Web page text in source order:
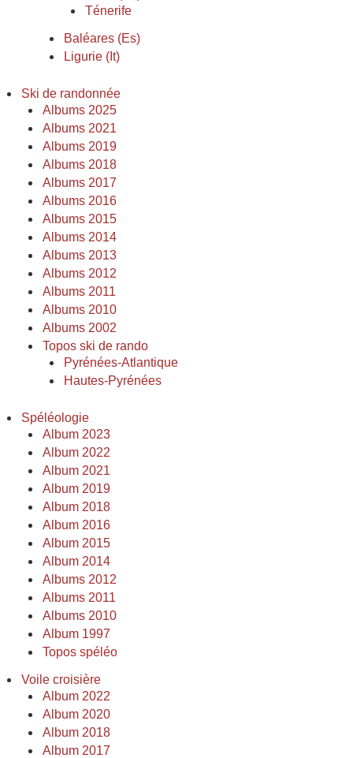
Ténerife
Baléares (Es)
Ligurie (It)
Ski de randonnée
Albums 2025
Albums 2021
Albums 2019
Albums 2018
Albums 2017
Albums 2016
Albums 2015
Albums 2014
Albums 2013
Albums 2012
Albums 2011
Albums 2010
Albums 2002
Topos ski de rando
Pyrénées-Atlantique
Hautes-Pyrénées
Spéléologie
Album 2023
Album 2022
Album 2021
Album 2019
Album 2018
Album 2016
Album 2015
Album 2014
Albums 2012
Albums 2011
Albums 2010
Album 1997
Topos spéléo
Voile croisière
Album 2022
Album 2020
Album 2018
Album 2017